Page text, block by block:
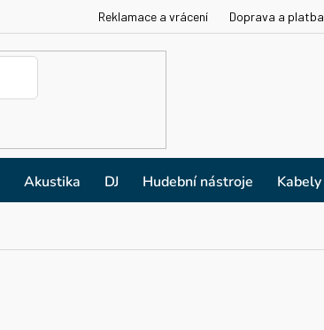
Reklamace a vrácení Doprava a platba
Akustika DJ Hudební nástroje Kabely